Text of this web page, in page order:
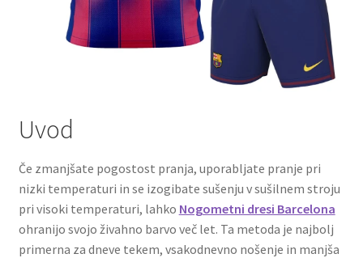
Uvod
Če zmanjšate pogostost pranja, uporabljate pranje pri
nizki temperaturi in se izogibate sušenju v sušilnem stroju
pri visoki temperaturi, lahko Nogometni dresi Barcelona
ohranijo svojo živahno barvo več let. Ta metoda je najbolj
primerna za dneve tekem, vsakodnevno nošenje in manjša